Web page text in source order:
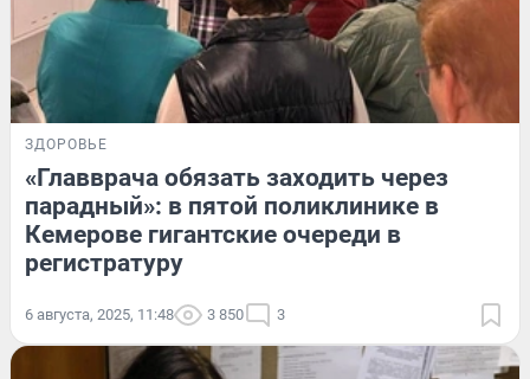
ЗДОРОВЬЕ
«Главврача обязать заходить через
парадный»: в пятой поликлинике в
Кемерове гигантские очереди в
регистратуру
6 августа, 2025, 11:48 3 850 3